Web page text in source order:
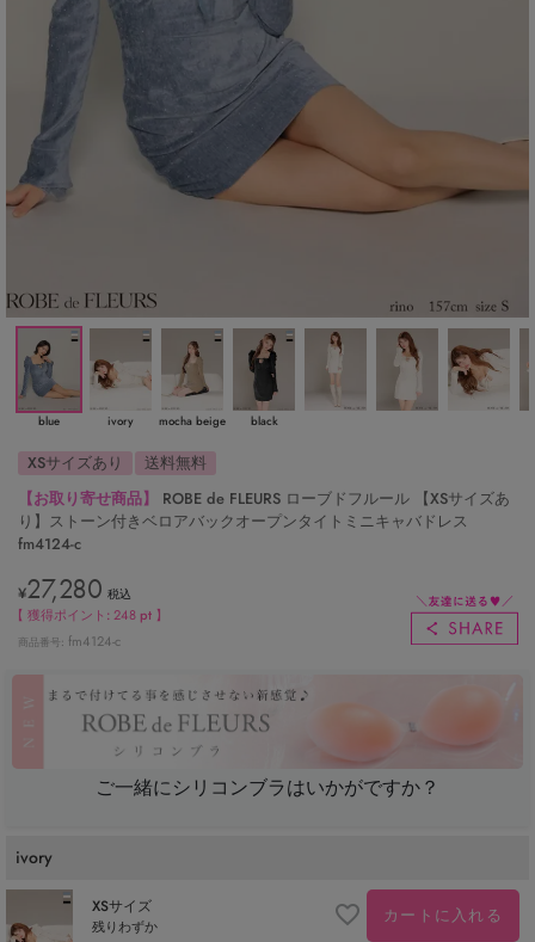
blue ivory mocha beige black
XSサイズあり
送料無料
【お取り寄せ商品】
ROBE de FLEURS ローブドフルール 【XSサイズあ
り】ストーン付きベロアバックオープンタイトミニキャバドレス
fm4124-c
¥27,280 税込
【 獲得ポイント:248 pt 】
商品番号 fm4124-c
ご一緒にシリコンブラはいかがですか？
ivory
XSサイズ
残りわずか カートに入れる